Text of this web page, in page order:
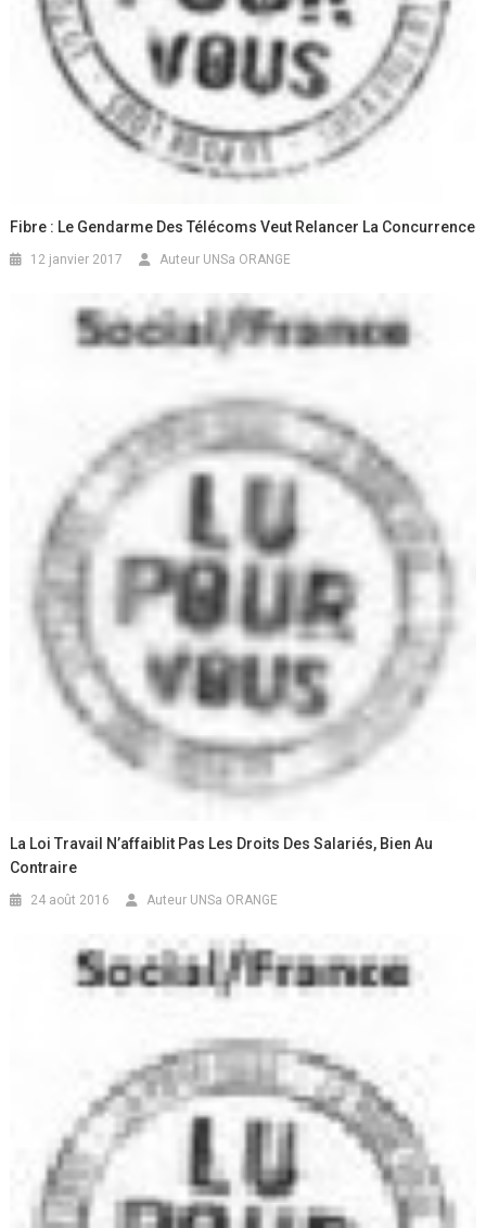
Fibre : Le Gendarme Des Télécoms Veut Relancer La Concurrence
12 janvier 2017 Auteur UNSa ORANGE
La Loi Travail N’affaiblit Pas Les Droits Des Salariés, Bien Au
Contraire
24 août 2016 Auteur UNSa ORANGE